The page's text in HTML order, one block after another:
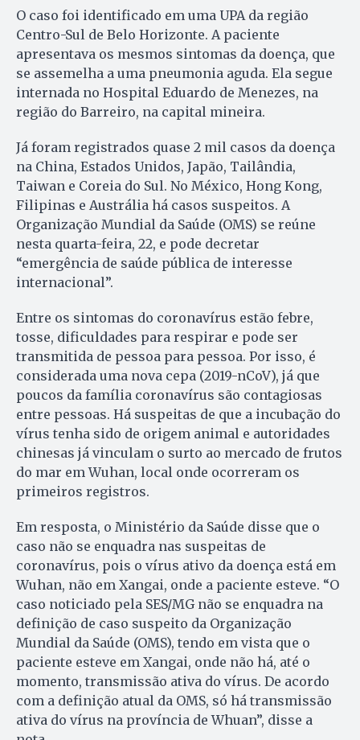
O caso foi identificado em uma UPA da região
Centro-Sul de Belo Horizonte. A paciente
apresentava os mesmos sintomas da doença, que
se assemelha a uma pneumonia aguda. Ela segue
internada no Hospital Eduardo de Menezes, na
região do Barreiro, na capital mineira.
Já foram registrados quase 2 mil casos da doença
na China, Estados Unidos, Japão, Tailândia,
Taiwan e Coreia do Sul. No México, Hong Kong,
Filipinas e Austrália há casos suspeitos. A
Organização Mundial da Saúde (OMS) se reúne
nesta quarta-feira, 22, e pode decretar
“emergência de saúde pública de interesse
internacional”.
Entre os sintomas do coronavírus estão febre,
tosse, dificuldades para respirar e pode ser
transmitida de pessoa para pessoa. Por isso, é
considerada uma nova cepa (2019-nCoV), já que
poucos da família coronavírus são contagiosas
entre pessoas. Há suspeitas de que a incubação do
vírus tenha sido de origem animal e autoridades
chinesas já vinculam o surto ao mercado de frutos
do mar em Wuhan, local onde ocorreram os
primeiros registros.
Em resposta, o Ministério da Saúde disse que o
caso não se enquadra nas suspeitas de
coronavírus, pois o vírus ativo da doença está em
Wuhan, não em Xangai, onde a paciente esteve. “O
caso noticiado pela SES/MG não se enquadra na
definição de caso suspeito da Organização
Mundial da Saúde (OMS), tendo em vista que o
paciente esteve em Xangai, onde não há, até o
momento, transmissão ativa do vírus. De acordo
com a definição atual da OMS, só há transmissão
ativa do vírus na província de Whuan”, disse a